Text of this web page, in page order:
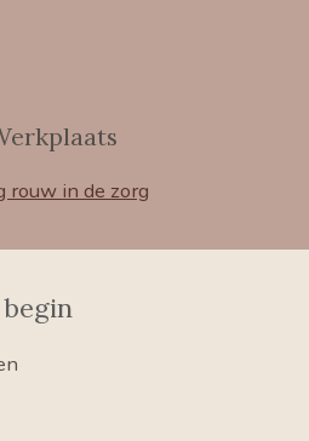
rouw in de zorg